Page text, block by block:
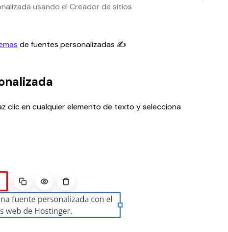
usando el Creador de sitios
de fuentes personalizadas ✍️
clic en cualquier elemento de texto y selecciona